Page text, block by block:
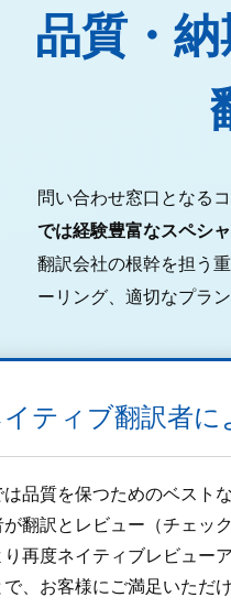
品質・
問い合わせ窓口となる
では経験豊富なスペシ
翻訳会社の根幹を担う
ーリング、適切なプラ
ティブ翻訳者に
品質を保つためのベスト
が翻訳とレビュー（チェッ
り再度ネイティブレビュー
、お客様にご満足いただ